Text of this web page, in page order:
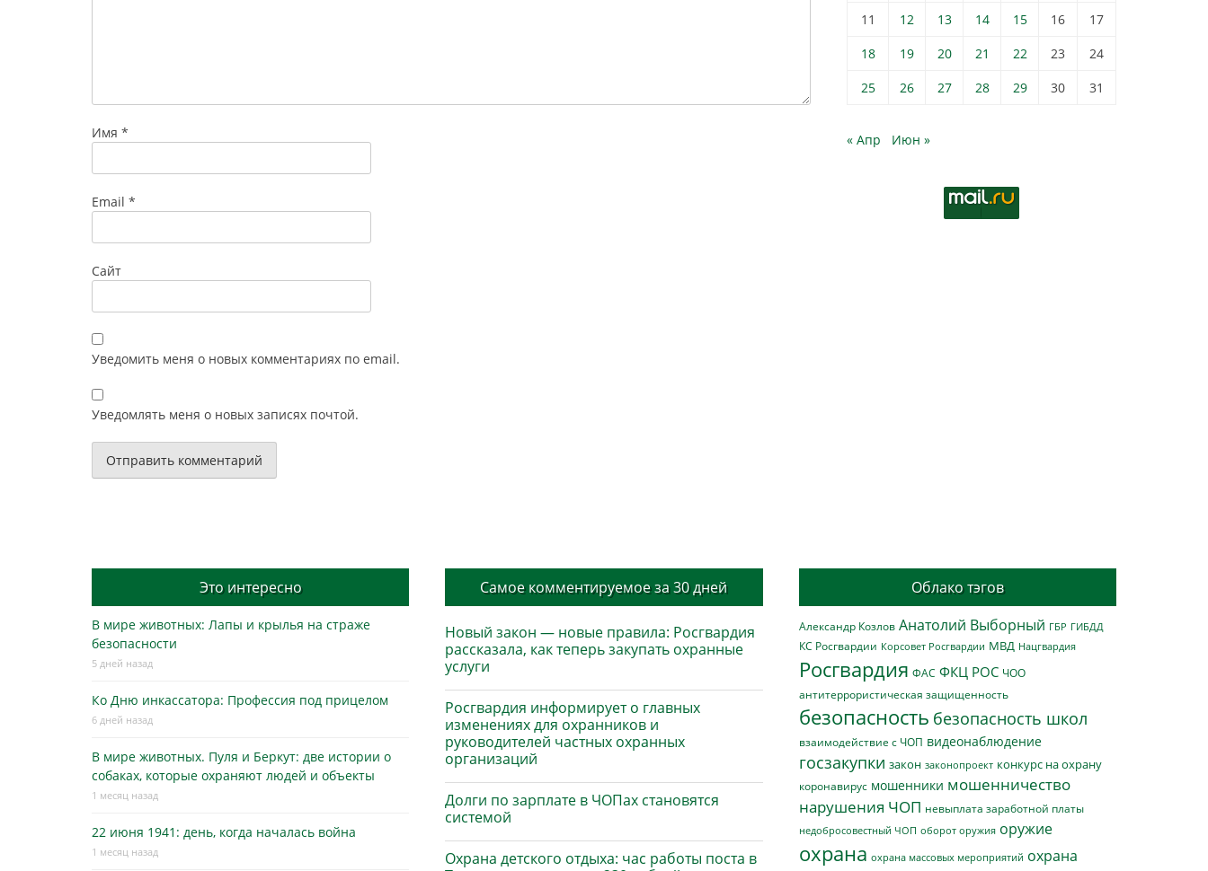
Имя *
Email *
Сайт
Уведомить меня о новых комментариях по email.
Уведомлять меня о новых записях почтой.
11
12 13 14 15 16
17
18
19 20 21 22 23
24
25
26 27 28 29 30 31
« Апр Июн »
Это интересно
В мире животных: Лапы и крылья на страже
безопасности
5 дней назад
Ко Дню инкассатора: Профессия под прицелом
6 дней назад
В мире животных. Пуля и Беркут: две истории о
собаках, которые охраняют людей и объекты
1 месяц назад
22 июня 1941: день, когда началась война
1 месяц назад
Самое комментируемое за 30 дней
Новый закон — новые правила: Росгвардия
рассказала, как теперь закупать охранные
услуги
Росгвардия информирует о главных
изменениях для охранников и
руководителей частных охранных
организаций
Долги по зарплате в ЧОПах становятся
системой
Охрана детского отдыха: час работы поста в
Облако тэгов
Александр Козлов Анатолий Выборный ГБР ГИБДД
КС Росгвардии Корсовет Росгвардии МВД Нацгвардия
Росгвардия ФАС ФКЦ РОС ЧОО
антитеррористическая защищенность
безопасность безопасность школ
взаимодействие с ЧОП видеонаблюдение
госзакупки закон законопроект конкурс на охрану
коронавирус мошенники мошенничество
нарушения ЧОП невыплата заработной платы
недобросовестный ЧОП оборот оружия оружие
охрана охрана массовых мероприятий охрана